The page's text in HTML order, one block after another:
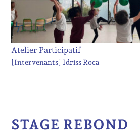
Atelier Participatif
[Intervenants] Idriss Roca
STAGE REBOND